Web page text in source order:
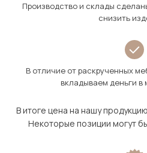
Производство и склады
снизить
В отличие от раскрученных
вкладываем деньги в
В итоге цена на нашу
Некоторые позиции могут